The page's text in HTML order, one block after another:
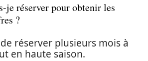
je réserver pour obtenir les
?
réserver plusieurs mois à
en haute saison.